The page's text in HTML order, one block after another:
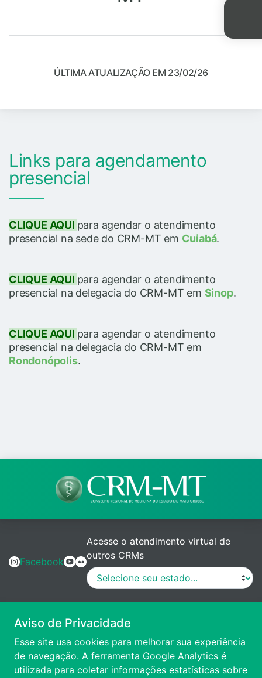
ÚLTIMA ATUALIZAÇÃO EM 23/02/26
Links para agendamento
presencial
CLIQUE AQUI para agendar o atendimento
presencial na sede do CRM-MT em Cuiabá.
CLIQUE AQUI para agendar o atendimento
presencial na delegacia do CRM-MT em Sinop.
CLIQUE AQUI para agendar o atendimento
presencial na delegacia do CRM-MT em
Rondonópolis.
Aviso de Privacidade
Esse site usa cookies para melhorar sua experiência
de navegação. A ferramenta Google Analytics é
utilizada para coletar informações estatísticas sobre
Facebook
Acesse o atendimento virtual de
outros CRMs
VÍDEO DE APRESENTAÇÃO